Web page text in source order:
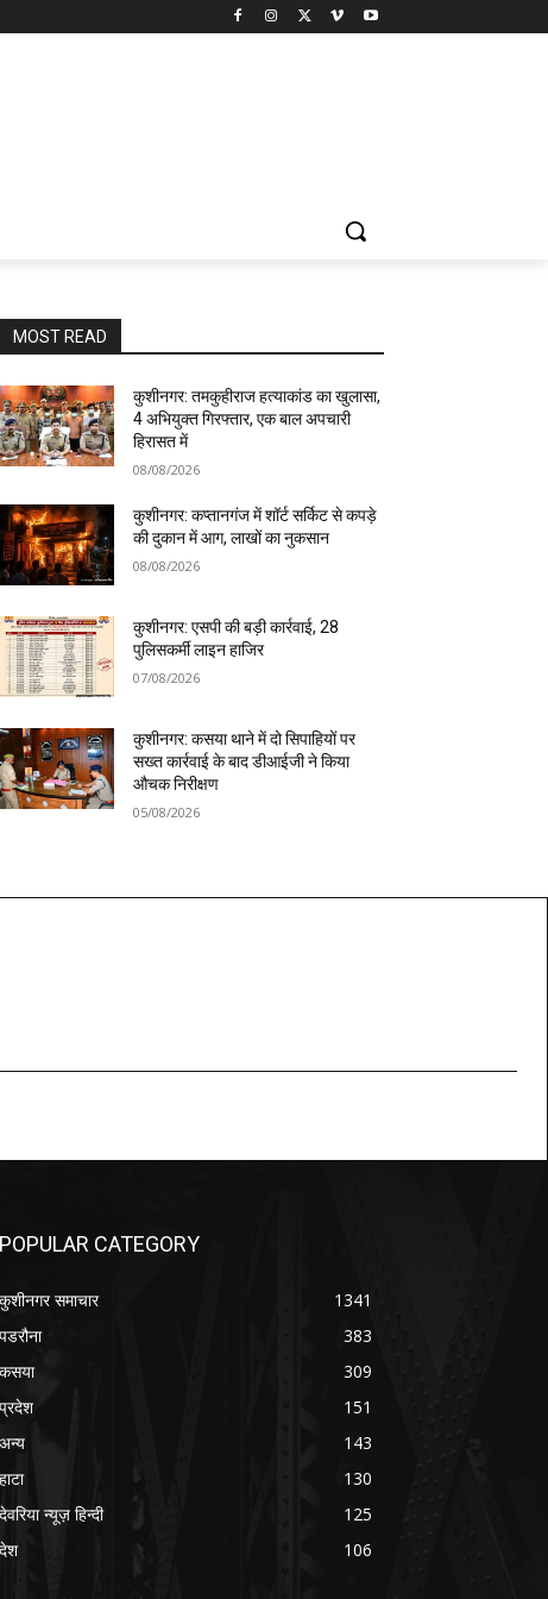
MOST READ
कुशीनगर: तमकुहीराज हत्याकांड का खुलासा,
4 अभियुक्त गिरफ्तार, एक बाल अपचारी
हिरासत में
08/08/2026
कुशीनगर: कप्तानगंज में शॉर्ट सर्किट से कपड़े
की दुकान में आग, लाखों का नुकसान
08/08/2026
कुशीनगर: एसपी की बड़ी कार्रवाई, 28
पुलिसकर्मी लाइन हाजिर
07/08/2026
कुशीनगर: कसया थाने में दो सिपाहियों पर
सख्त कार्रवाई के बाद डीआईजी ने किया
औचक निरीक्षण
05/08/2026
POPULAR CATEGORY
कुशीनगर समाचार
1341
पडरौना
383
कसया
309
प्रदेश
151
अन्य
143
हाटा
130
देवरिया न्यूज़ हिन्दी
125
देश
106